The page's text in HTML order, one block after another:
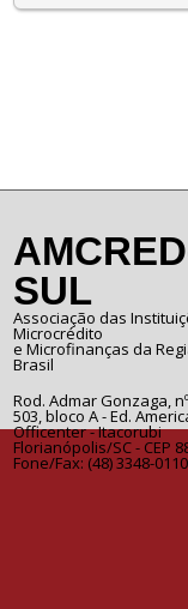
SUL
Associação das
Microcrédito
e Microfinanças da
Brasil
Rod. Admar Gonzaga,
503, bloco A - Ed.
Officenter - Itacorubi
Florianópolis/SC - CEP
Fone/Fax: (48) 3348-0110